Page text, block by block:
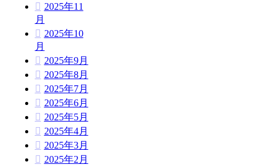
2025年11
月
2025年10
月
2025年9月
2025年8月
2025年7月
2025年6月
2025年5月
2025年4月
2025年3月
2025年2月